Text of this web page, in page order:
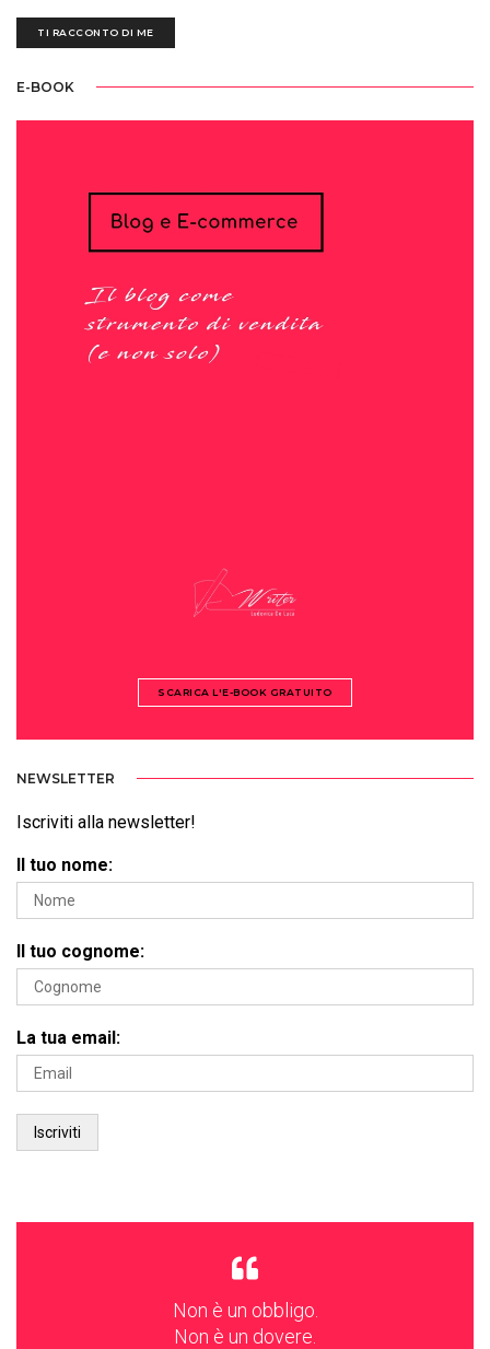
TI RACCONTO DI ME
E-BOOK
SCARICA L'E-BOOK GRATUITO
NEWSLETTER
Iscriviti alla newsletter!
Il tuo nome:
Il tuo cognome:
La tua email:
Non è un obbligo.
Non è un dovere.